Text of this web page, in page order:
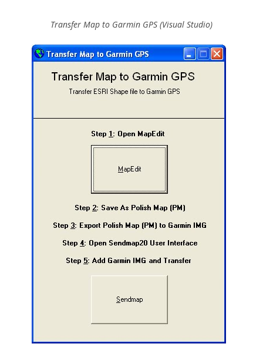
Transfer Map to Garmin GPS (Visual Studio)